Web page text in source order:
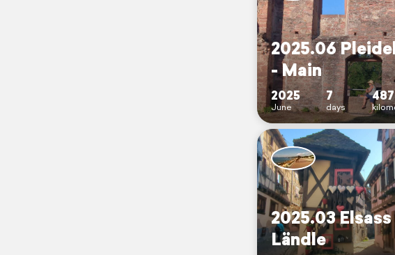
2025.06
- Main
2025
June
7
days
487
2025.03
Ländle